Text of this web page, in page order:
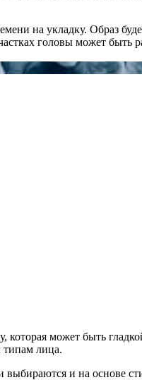
на укладку. Образ
головы может быть
может быть
типам лица.
и на основе